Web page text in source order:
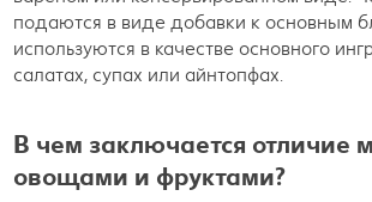
подаются в виде добавки к основным
используются в качестве основного
салатах, супах или айнтопфах.
В чем заключается отличие
овощами и фруктами?